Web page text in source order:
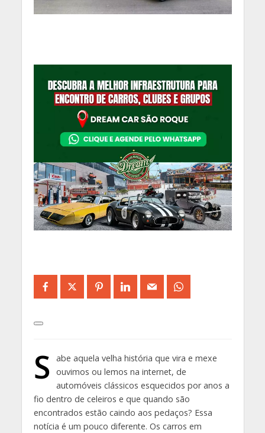
S abe aquela velha história que vira e mexe
ouvimos ou lemos na internet, de
automóveis clássicos esquecidos por anos a
fio dentro de celeiros e que quando são
encontrados estão caindo aos pedaços? Essa
notícia é um pouco diferente. Os carros em